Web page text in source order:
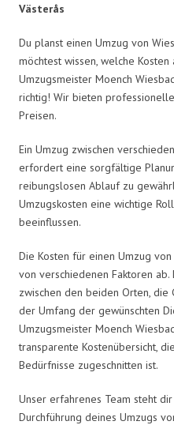
Västerås
Du planst einen Umzug von
möchtest wissen, welche
Umzugsmeister Moench
richtig! Wir bieten
Preisen.
Ein Umzug zwischen
erfordert eine sorgfältige
reibungslosen Ablauf zu
Umzugskosten eine wichtige
beeinflussen.
Die Kosten für einen Umzug
von verschiedenen Faktoren
zwischen den beiden Orten, die
der Umfang der gewünschten
Umzugsmeister Moench
transparente Kostenübersicht,
Bedürfnisse zugeschnitten ist.
Unser erfahrenes Team steht
Durchführung deines Umzugs